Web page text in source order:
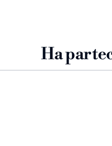
Ha